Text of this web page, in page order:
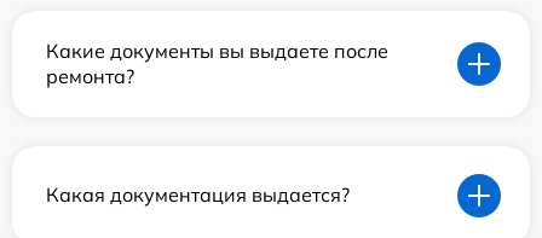
Какие документы вы выдаете после
ремонта?
Какая документация выдается?